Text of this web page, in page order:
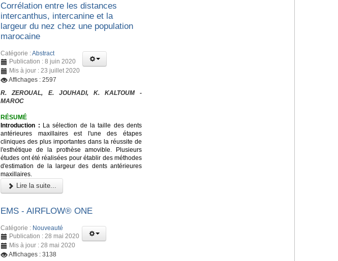
Corrélation entre les distances
intercanthus, intercanine et la
largeur du nez chez une population
marocaine
Catégorie :Abstract
Publication : 8 juin 2020
Mis à jour : 23 juillet 2020
Affichages : 2597
R. ZEROUAL, E. JOUHADI, K. KALTOUM -
MAROC
RÉSUMÉ
Introduction : La sélection de la taille des dents
antérieures maxillaires est l'une des étapes
cliniques des plus importantes dans la réussite de
l'esthétique de la prothèse amovible. Plusieurs
études ont été réalisées pour établir des méthodes
d'estimation de la largeur des dents antérieures
maxillaires.
Lire la suite...
EMS - AIRFLOW® ONE
Catégorie : Nouveauté
Publication : 28 mai 2020
Mis à jour : 28 mai 2020
Affichages : 3138